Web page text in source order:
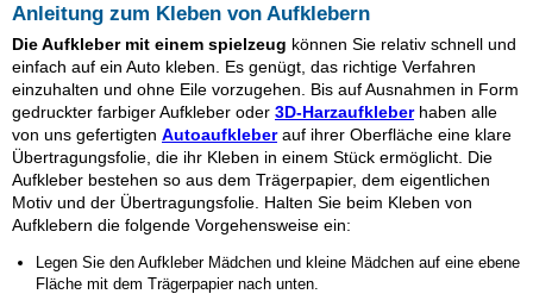
Anleitung zum Kleben von Aufklebern
Die Aufkleber mit einem spielzeug können Sie relativ schnell und
einfach auf ein Auto kleben. Es genügt, das richtige Verfahren
einzuhalten und ohne Eile vorzugehen. Bis auf Ausnahmen in Form
gedruckter farbiger Aufkleber oder 3D-Harzaufkleberhaben alle
von uns gefertigten Autoaufkleberauf ihrer Oberfläche eine klare
Übertragungsfolie, die ihr Kleben in einem Stück ermöglicht. Die
Aufkleber bestehen so aus dem Trägerpapier, dem eigentlichen
Motiv und der Übertragungsfolie. Halten Sie beim Kleben von
Aufklebern die folgende Vorgehensweise ein:
Legen Sie den Aufkleber Mädchen und kleine Mädchen auf eine ebene
Fläche mit dem Trägerpapier nach unten.